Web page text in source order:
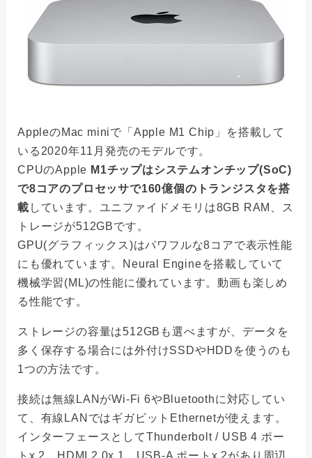
AppleのMac miniで「Apple M1 Chip」を搭載して
いる2020年11月発売のモデルです。
CPUのApple M1チップはシステムオンチップ(SoC)
で8コアのプロセッサで160億個のトランジスタを搭
載 しています。ユニファイドメモリは8GB RAM、ス
トレージが512GBです。
GPU(グラフィックス)はパワフルな8コアで表示性能
にも優れています。Neural Engineを搭載していて
機械学習(ML)の性能に優れています。動画も楽しめ
る性能です。
ストレージの容量は512GBも選べますが、データを
多く保存する場合には外付けSSDやHDDを使うのも
1つの方法です。
接続は無線LANがWi-Fi 6やBluetoothに対応してい
て、有線LANではギガビットEthernetが使えます。
インターフェースとしてThunderbolt / USB 4 ポー